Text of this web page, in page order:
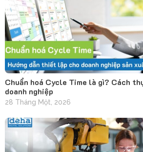
Chuẩn hoá Cycle Time là gì? Cách
doanh nghiệp
28 Tháng Một, 2026